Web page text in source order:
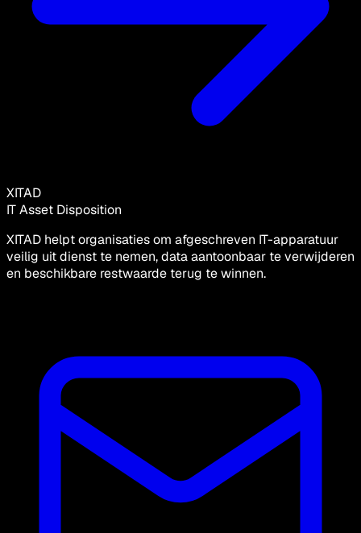
XITAD
IT Asset Disposition
XITAD helpt organisaties om afgeschreven IT-apparatuur
veilig uit dienst te nemen, data aantoonbaar te verwijderen
en beschikbare restwaarde terug te winnen.